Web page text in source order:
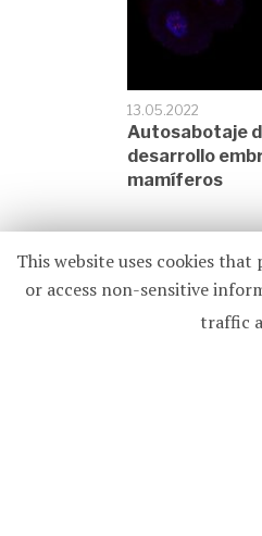
13.05.2022
Autosabotaje
desarrollo
mamíferos
This website uses cookies
or access non-sensitive
traffic